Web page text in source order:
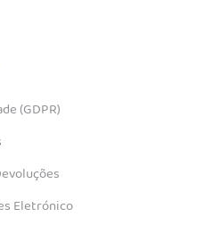
(GDPR)
Eletrónico